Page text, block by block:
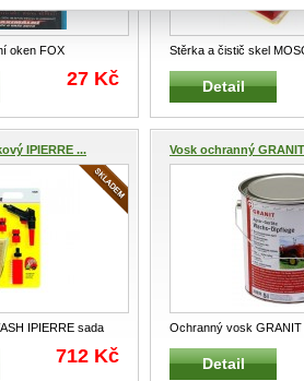
oken FOX
Utěrka nezanechá
27 Kč
Stěrka a čistič skel
GARTEN Výrobek s
Detail
IPIERRE ...
IPIERRE sada
čistících a ...
712 Kč
Vosk ochranný
Ochranný vosk GRANIT
Přípravek vhodný do
Detail